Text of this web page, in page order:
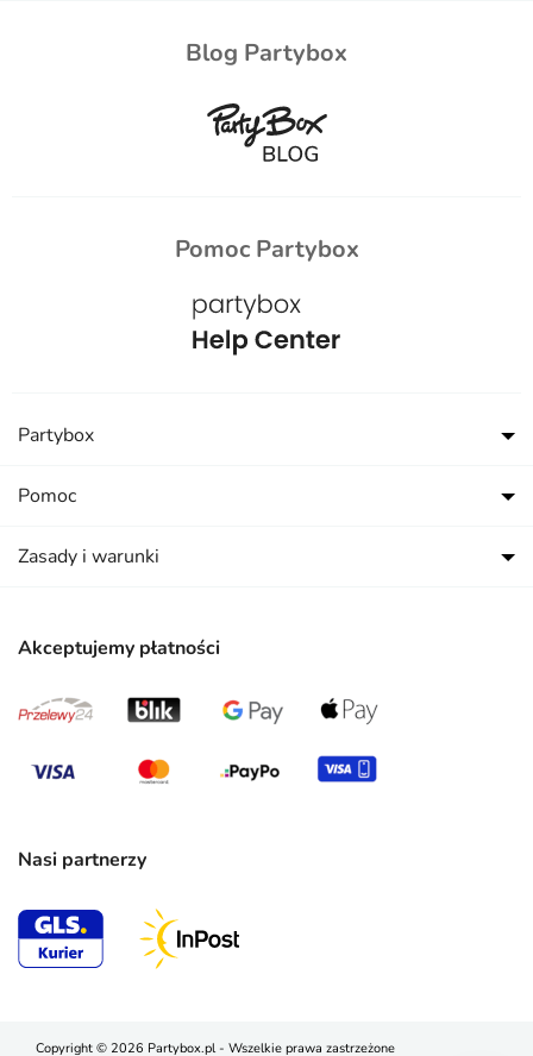
Blog Partybox
Pomoc Partybox
Akceptujemy płatności
Nasi partnerzy
Partybox
Pomoc
Zasady i warunki
Copyright © 2026 Partybox.pl - Wszelkie prawa zastrzeżone